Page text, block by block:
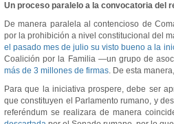
Un proceso paralelo a la convocatoria del
De manera paralela al contencioso de
por la prohibición a nivel constitucional del
el pasado mes de julio su visto bueno a la
Coalición por la Familia —un grupo de
más de 3 millones de firmas. De esta
Para que la iniciativa prospere, debe ser
que constituyen el Parlamento rumano, y
referéndum se realizara de manera